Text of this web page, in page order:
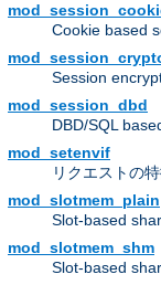
Cookie based
Session
mod_session_dbd
DBD/SQL
mod_setenvif
リクエストの
mod_slotmem_plain
Slot-based
mod_slotmem_shm
Slot-based